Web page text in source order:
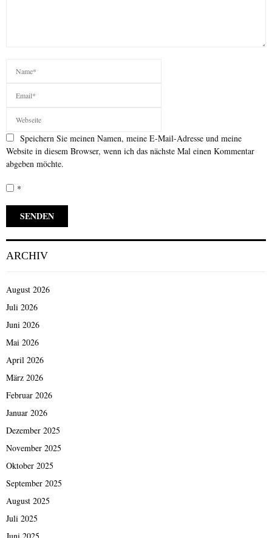
Speichern Sie meinen Namen, meine E-Mail-Adresse und meine
Website in diesem Browser, wenn ich das nächste Mal einen Kommentar
abgeben möchte.
*
ARCHIV
August 2026
Juli 2026
Juni 2026
Mai 2026
April 2026
März 2026
Februar 2026
Januar 2026
Dezember 2025
November 2025
Oktober 2025
September 2025
August 2025
Juli 2025